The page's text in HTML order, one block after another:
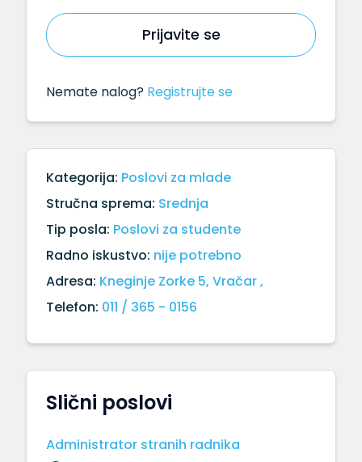
Prijavite se
Nemate nalog? Registrujte se
Slični poslovi
Administrator stranih radnika
Kategorija: Poslovi za mlade
Stručna sprema: Srednja
Tip posla: Poslovi za studente
Radno iskustvo: nije potrebno
Adresa: Kneginje Zorke 5, Vračar ,
Telefon: 011 / 365 - 0156